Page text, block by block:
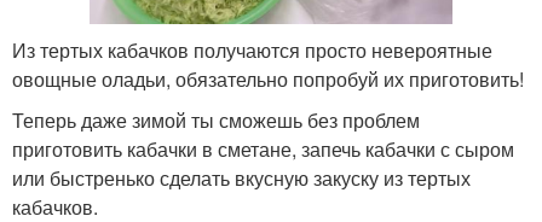
Из тертых кабачков получаются просто невероятные
овощные оладьи, обязательно попробуй их приготовить!
Теперь даже зимой ты сможешь без проблем
приготовить кабачки в сметане, запечь кабачки с сыром
или быстренько сделать вкусную закуску из тертых
кабачков.